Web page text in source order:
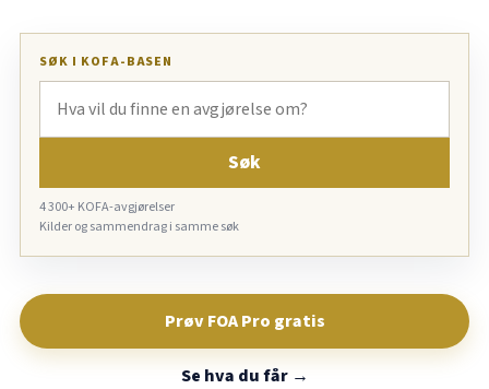
SØK I KOFA-BASEN
Søk
4 300+ KOFA-avgjørelser
Kilder og sammendrag i samme søk
Prøv FOA Pro gratis
Se hva du får →